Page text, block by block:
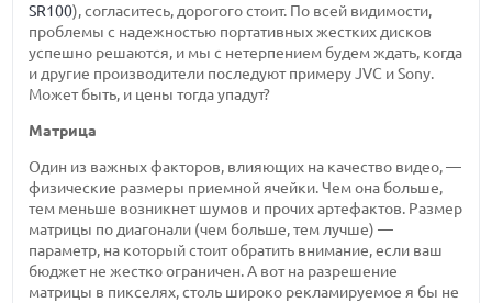
SR100), согласитесь, дорогого стоит. По всей видимости,
проблемы с надежностью портативных жестких дисков
успешно решаются, и мы с нетерпением будем ждать, когда
и другие производители последуют примеру JVC и Sony.
Может быть, и цены тогда упадут?
Матрица
Один из важных факторов, влияющих на качество видео, —
физические размеры приемной ячейки. Чем она больше,
тем меньше возникнет шумов и прочих артефактов. Размер
матрицы по диагонали (чем больше, тем лучше) —
параметр, на который стоит обратить внимание, если ваш
бюджет не жестко ограничен. А вот на разрешение
матрицы в пикселях, столь широко рекламируемое я бы не